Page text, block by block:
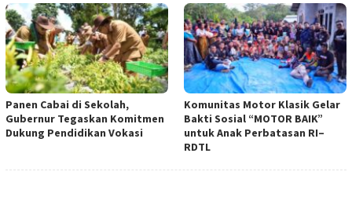
Panen Cabai di Sekolah,
Gubernur Tegaskan Komitmen
Dukung Pendidikan Vokasi
Komunitas Motor Klasik Gelar
Bakti Sosial “MOTOR BAIK”
untuk Anak Perbatasan RI–
RDTL